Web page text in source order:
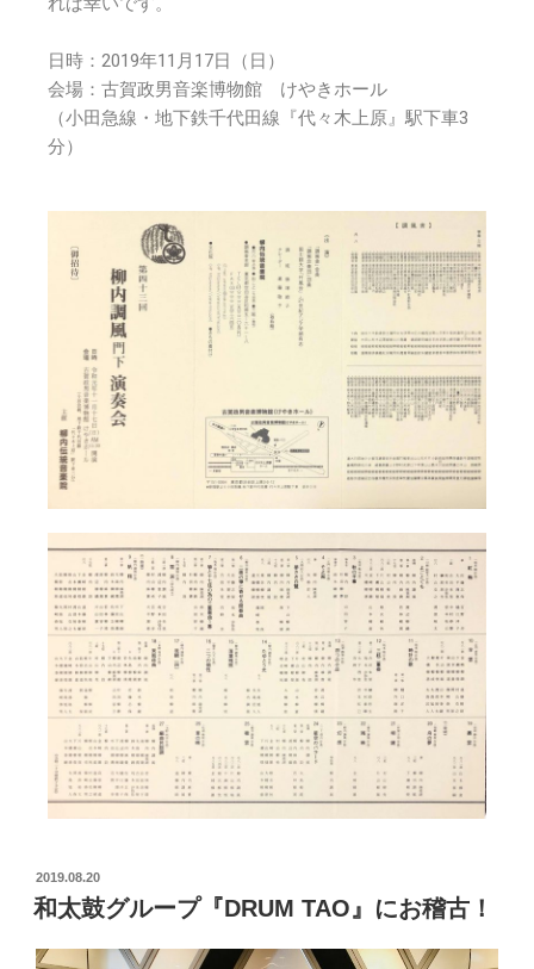
日時：2019年11月17日（日）
会場：古賀政男音楽博物館 けやきホール
（小田急線・地下鉄千代田線『代々木上原』駅下車3
分）
2019.08.20
和太鼓グループ『DRUM TAO』にお稽古！